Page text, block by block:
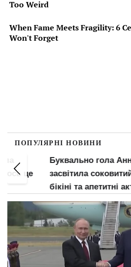
ПОПУЛЯРНІ НОВИНИ
це
Буквально гола Анна
засвітила соковитий
бікіні та апетитні
наповал